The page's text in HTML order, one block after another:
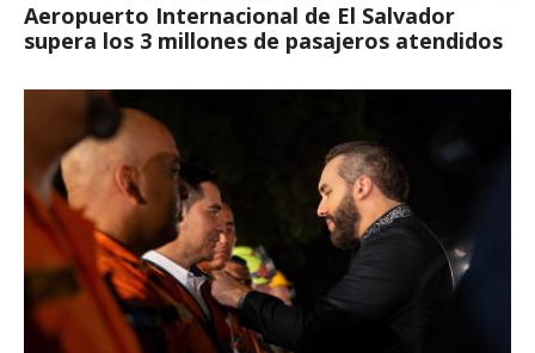
Aeropuerto Internacional de El Salvador
supera los 3 millones de pasajeros atendidos